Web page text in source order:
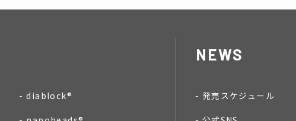
diablock®
NEWS
発売スケジュール